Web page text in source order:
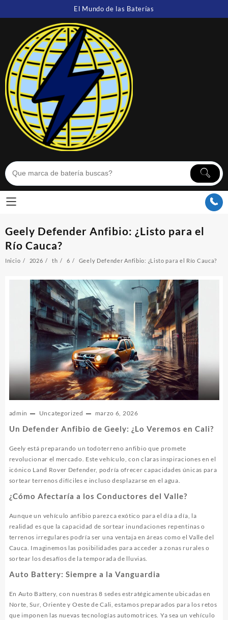
El Mundo de las Baterías
Geely Defender Anfibio: ¿Listo para el
Río Cauca?
Inicio 2026 th 6 Geely Defender Anfibio: ¿Listo para el Río Cauca?
admin Uncategorized marzo 6, 2026
Un Defender Anfibio de Geely: ¿Lo Veremos en Cali?
Geely está preparando un todoterreno anfibio que promete
revolucionar el mercado. Este vehículo, con claras inspiraciones en el
icónico Land Rover Defender, podría ofrecer capacidades únicas para
sortear terrenos difíciles e incluso desplazarse en el agua.
¿Cómo Afectaría a los Conductores del Valle?
Aunque un vehículo anfibio parezca exótico para el día a día, la
realidad es que la capacidad de sortear inundaciones repentinas o
terrenos irregulares podría ser una ventaja en áreas como el Valle del
Cauca. Imaginemos las posibilidades para acceder a zonas rurales o
sortear los desafíos de la temporada de lluvias.
Auto Battery: Siempre a la Vanguardia
En Auto Battery, con nuestras 8 sedes estratégicamente ubicadas en
Norte, Sur, Oriente y Oeste de Cali, estamos preparados para los retos
que imponen las nuevas tecnologías automotrices. Ya sea un vehículo